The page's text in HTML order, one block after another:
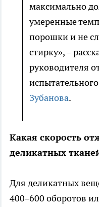
максимально
умеренные
порошки и не
стирку», –
руководителя
Зубанова.
Какая скорость
деликатных
Для деликатных
400–600 оборотов